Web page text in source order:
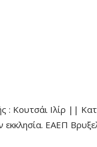
: Κουτσάι Ιλίρ ||
εκκλησία. ΕΑΕΠ